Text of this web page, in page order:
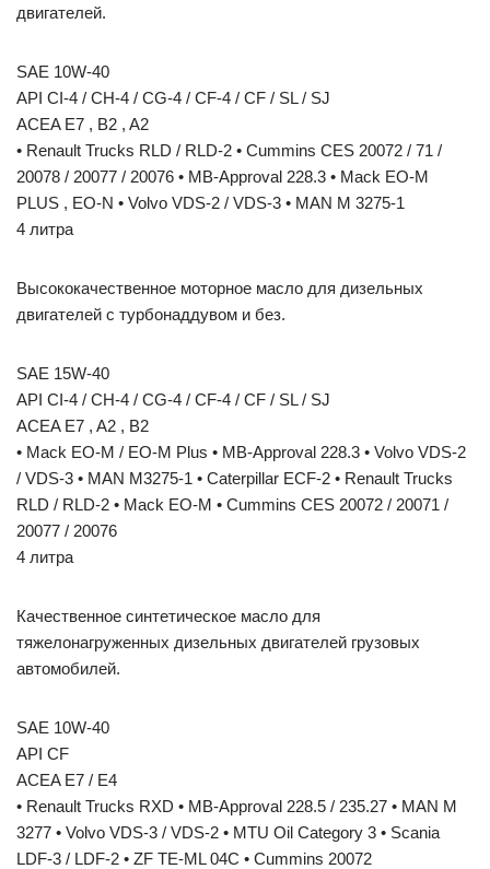
двигателей.
SAE 10W-40
API CI-4 / CH-4 / CG-4 / CF-4 / CF / SL / SJ
ACEA E7 , B2 , A2
• Renault Trucks RLD / RLD-2 • Cummins CES 20072 / 71 /
20078 / 20077 / 20076 • MB-Approval 228.3 • Mack EO-M
PLUS , EO-N • Volvo VDS-2 / VDS-3 • MAN M 3275-1
4 литра
Высококачественное моторное масло для дизельных
двигателей с турбонаддувом и без.
SAE 15W-40
API CI-4 / CH-4 / CG-4 / CF-4 / CF / SL / SJ
ACEA E7 , A2 , B2
• Mack EO-M / EO-M Plus • MB-Approval 228.3 • Volvo VDS-2
/ VDS-3 • MAN M3275-1 • Caterpillar ECF-2 • Renault Trucks
RLD / RLD-2 • Mack EO-M • Cummins CES 20072 / 20071 /
20077 / 20076
4 литра
Качественное синтетическое масло для
тяжелонагруженных дизельных двигателей грузовых
автомобилей.
SAE 10W-40
API CF
ACEA E7 / E4
• Renault Trucks RXD • MB-Approval 228.5 / 235.27 • MAN M
3277 • Volvo VDS-3 / VDS-2 • MTU Oil Category 3 • Scania
LDF-3 / LDF-2 • ZF TE-ML 04C • Cummins 20072